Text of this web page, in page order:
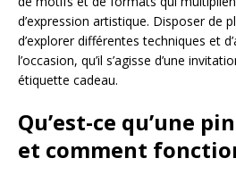
d’expression artistique. Disposer de
d’explorer différentes techniques et
l’occasion, qu’il s’agisse d’une
étiquette cadeau.
Qu’est-ce qu’une
et comment